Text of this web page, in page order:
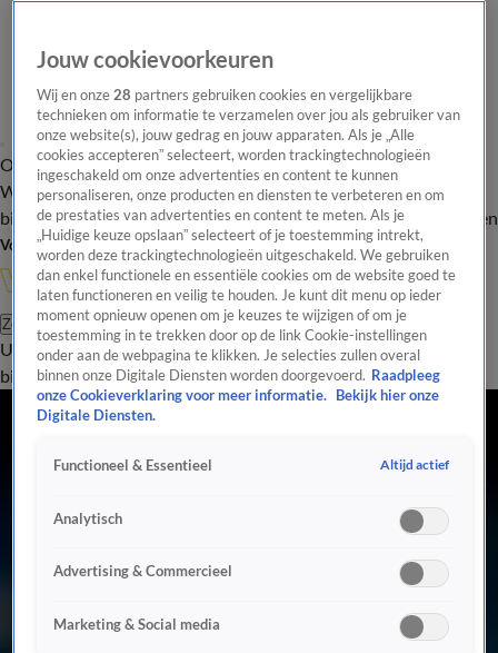
Overzicht Onze programma's Uitzendingen Onze gezichten
In de
WandelgangenInterviewsUitzending
bijwonenPodcastShopVeelgestelde vragenKijkersvraag insturen
Volg Vandaag Inside
Zoeken
UitzendingenVandaag InsideDe OranjezomerShopUitzending
bijwonen
Jouw cookievoorkeuren
Wij en onze28 partners gebruiken cookies en vergelijkbare
technieken om informatie te verzamelen over jou als gebruiker van
onze website(s), jouw gedrag en jouw apparaten. Als je „Alle
cookies accepteren” selecteert, worden trackingtechnologieën
ingeschakeld om onze advertenties en content te kunnen
personaliseren, onze producten en diensten te verbeteren en om
de prestaties van advertenties en content te meten. Als je
„Huidige keuze opslaan” selecteert of je toestemming intrekt,
worden deze trackingtechnologieën uitgeschakeld. We gebruiken
dan enkel functionele en essentiële cookies om de website goed te
laten functioneren en veilig te houden. Je kunt dit menu op ieder
moment opnieuw openen om je keuzes te wijzigen of om je
toestemming in te trekken door op de link Cookie-instellingen
onder aan de webpagina te klikken. Je selecties zullen overal
binnen onze Digitale Diensten worden doorgevoerd. Raadpleeg
onze Cookieverklaring voor meer informatie.
Bekijk hier onze
Digitale Diensten.
Functioneel & Essentieel Altijd actief
Analytisch
Advertising & Commercieel
Marketing & Social media